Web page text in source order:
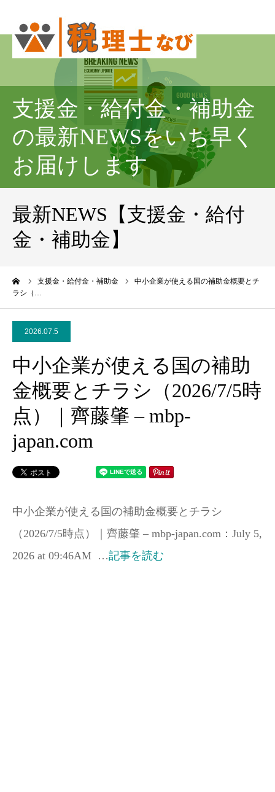
支援金・給付金・補助金
の最新NEWSをいち早く
お届けします
最新NEWS【支援金・給付
金・補助金】
支援金・給付金・補助金
中小企業が使える国の補助金概要とチ
ラシ（…
2026.07.5
中小企業が使える国の補助
金概要とチラシ（2026/7/5時
点）｜齊藤肇 – mbp-
japan.com
中小企業が使える国の補助金概要とチラシ
（2026/7/5時点）｜齊藤肇 – mbp-japan.com：July 5,
2026 at 09:46AM …記事を読む